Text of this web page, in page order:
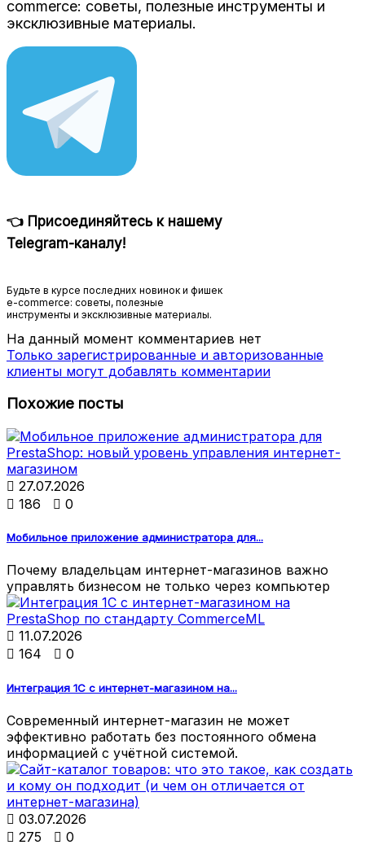
commerce: советы, полезные инструменты и
эксклюзивные материалы.
👈 Присоединяйтесь к нашему
Telegram-каналу!
Будьте в курсе последних новинок и фишек
e-commerce: советы, полезные
инструменты и эксклюзивные материалы.
На данный момент комментариев нет
Только зарегистрированные и авторизованные
клиенты могут добавлять комментарии
Похожие посты
 27.07.2026
 186  0
Мобильное приложение администратора для...
Почему владельцам интернет-магазинов важно
управлять бизнесом не только через компьютер
 11.07.2026
 164  0
Интеграция 1С с интернет-магазином на...
Современный интернет-магазин не может
эффективно работать без постоянного обмена
информацией с учётной системой.
 03.07.2026
 275  0